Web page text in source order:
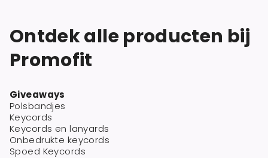
Ontdek alle producten bij
Promofit
Giveaways
Polsbandjes
Keycords
Keycords en lanyards
Onbedrukte keycords
Spoed Keycords